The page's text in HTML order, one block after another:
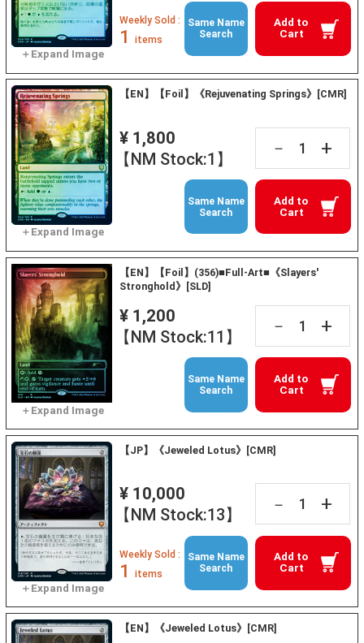
Add to
Cart
Weekly Sold :
1 items
Same Name
Search
【EN】【Foil】《Rejuvenating Springs》[CMR]
¥ 1,800
【NM Stock:1】
－ +
Add to
Cart
Same Name
Search
【EN】【Foil】(356)■Full-Art■《Slayers'
Stronghold》[SLD]
¥ 1,200
【NM Stock:11】
－ +
Add to
Cart
Same Name
Search
【JP】《Jeweled Lotus》[CMR]
¥ 10,000
【NM Stock:13】
－ +
Add to
Cart
Weekly Sold :
1 items
Same Name
Search
【EN】《Jeweled Lotus》[CMR]